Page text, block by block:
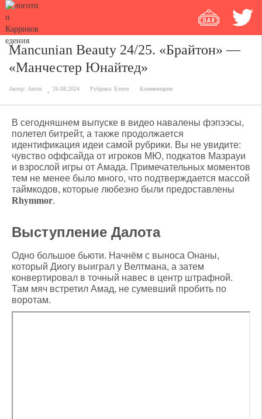
Mancunian Beauty 24/25. «Брайтон» —
«Манчестер Юнайтед»
Автор: Anton 26.08.2024 Рубрика: Блоги Комментарии
В сегодняшнем выпуске в видео навалены фэпээсы,
полетел битрейт, а также продолжается
идентификация идеи самой рубрики. Вы не увидите:
чувство оффсайда от игроков МЮ, подкатов Мазрауи
и взрослой игры от Амада. Примечательных моментов
тем не менее было много, что подтверждается массой
таймкодов, которые любезно были предоставлены
Rhymmor.
Выступление Далота
Одно большое бьюти. Начнём с выноса Онаны,
который Диогу выиграл у Велтмана, а затем
конвертировал в точный навес в центр штрафной.
Там мяч встретил Амад, не сумевший пробить по
воротам.